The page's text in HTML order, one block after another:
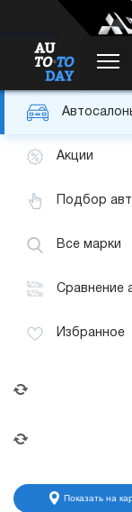
Акции
Подбор
Все марки
Сравнение
Избранное
Показать на